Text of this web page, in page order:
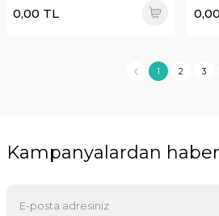
0,00 TL
1 2 3
Kampanyalardan